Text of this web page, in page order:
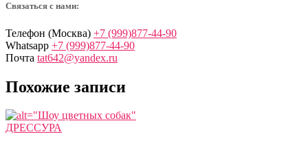
Связаться с нами:
Телефон (Москва) +7 (999)877-44-90
Whatsapp +7 (999)877-44-90
Почта tat642@yandex.ru
Похожие записи
ДРЕССУРА